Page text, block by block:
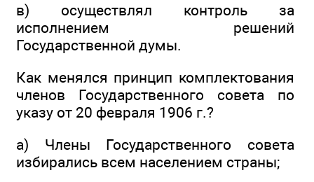
в) осуществлял контроль за
исполнением решений
Государственной думы.
Как менялся принцип комплектования
членов Государственного совета по
указу от 20 февраля 1906 г.?
а) Члены Государственного совета
избирались всем населением страны;